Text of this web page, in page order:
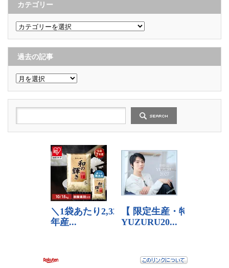
カテゴリー
カ
テ
ゴ
リ
ー
過去の記事
過
去
の
記
事